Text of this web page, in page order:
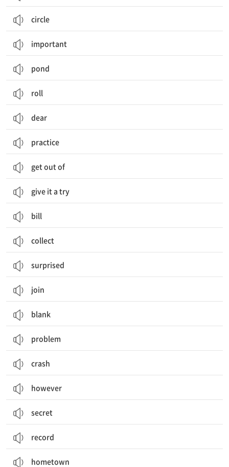
circle
important
pond
roll
dear
practice
get out of
give it a try
bill
collect
surprised
join
blank
problem
crash
however
secret
record
hometown